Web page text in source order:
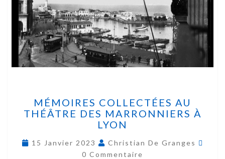
MÉMOIRES COLLECTÉES AU
THÉÂTRE DES MARRONNIERS À
LYON
15 Janvier 2023
Christian De Granges
0 Commentaire